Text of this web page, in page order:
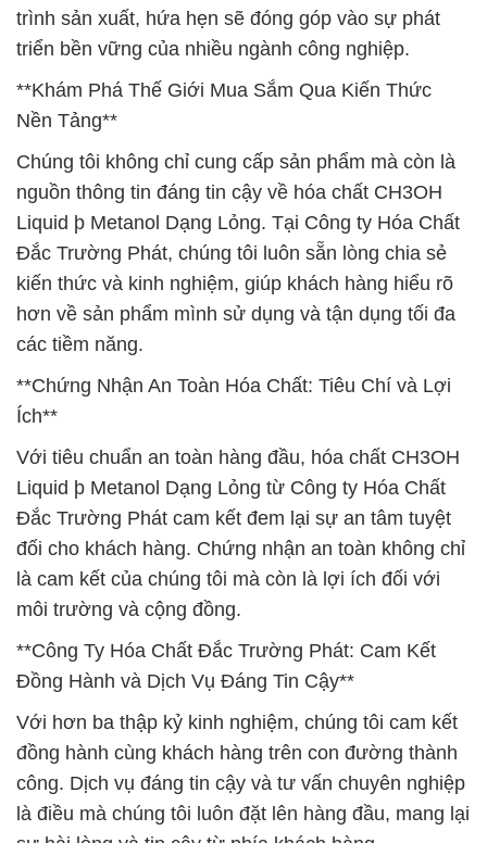
trình sản xuất, hứa hẹn sẽ đóng góp vào sự phát
triển bền vững của nhiều ngành công nghiệp.
**Khám Phá Thế Giới Mua Sắm Qua Kiến Thức
Nền Tảng**
Chúng tôi không chỉ cung cấp sản phẩm mà còn là
nguồn thông tin đáng tin cậy về hóa chất CH3OH
Liquid þ Metanol Dạng Lỏng. Tại Công ty Hóa Chất
Đắc Trường Phát, chúng tôi luôn sẵn lòng chia sẻ
kiến thức và kinh nghiệm, giúp khách hàng hiểu rõ
hơn về sản phẩm mình sử dụng và tận dụng tối đa
các tiềm năng.
**Chứng Nhận An Toàn Hóa Chất: Tiêu Chí và Lợi
Ích**
Với tiêu chuẩn an toàn hàng đầu, hóa chất CH3OH
Liquid þ Metanol Dạng Lỏng từ Công ty Hóa Chất
Đắc Trường Phát cam kết đem lại sự an tâm tuyệt
đối cho khách hàng. Chứng nhận an toàn không chỉ
là cam kết của chúng tôi mà còn là lợi ích đối với
môi trường và cộng đồng.
**Công Ty Hóa Chất Đắc Trường Phát: Cam Kết
Đồng Hành và Dịch Vụ Đáng Tin Cậy**
Với hơn ba thập kỷ kinh nghiệm, chúng tôi cam kết
đồng hành cùng khách hàng trên con đường thành
công. Dịch vụ đáng tin cậy và tư vấn chuyên nghiệp
là điều mà chúng tôi luôn đặt lên hàng đầu, mang lại